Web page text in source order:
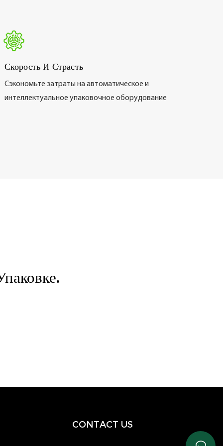
Скорость И Страсть
Сэкономьте затраты на автоматическое и
интеллектуальное упаковочное оборудование
CONTACT US